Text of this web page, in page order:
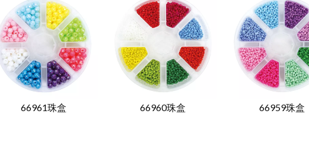
66961珠盒 66960珠盒 66959珠盒